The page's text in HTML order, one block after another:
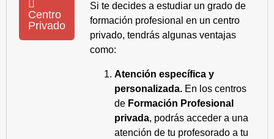
Centro
Privado
Si te decides a estudiar un grado de
formación profesional en un centro
privado, tendrás algunas ventajas
como:
Atención específica y
personalizada. En los centros
de Formación Profesional
privada, podrás acceder a una
atención de tu profesorado a tu